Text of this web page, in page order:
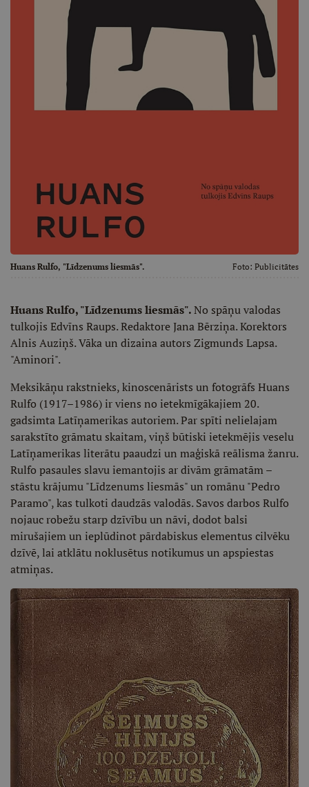
Huans Rulfo, "Līdzenums liesmās". Foto: Publicitātes
Huans Rulfo, "Līdzenums liesmās".No spāņu valodas
tulkojis Edvīns Raups. Redaktore Jana Bērziņa. Korektors
Alnis Auziņš. Vāka un dizaina autors Zigmunds Lapsa.
"Aminori".
Meksikāņu rakstnieks, kinoscenārists un fotogrāfs Huans
Rulfo (1917–1986) ir viens no ietekmīgākajiem 20.
gadsimta Latīņamerikas autoriem. Par spīti nelielajam
sarakstīto grāmatu skaitam, viņš būtiski ietekmējis veselu
Latīņamerikas literātu paaudzi un maģiskā reālisma žanru.
Rulfo pasaules slavu iemantojis ar divām grāmatām –
stāstu krājumu "Līdzenums liesmās" un romānu "Pedro
Paramo", kas tulkoti daudzās valodās. Savos darbos Rulfo
nojauc robežu starp dzīvību un nāvi, dodot balsi
mirušajiem un ieplūdinot pārdabiskus elementus cilvēku
dzīvē, lai atklātu noklusētus notikumus un apspiestas
atmiņas.